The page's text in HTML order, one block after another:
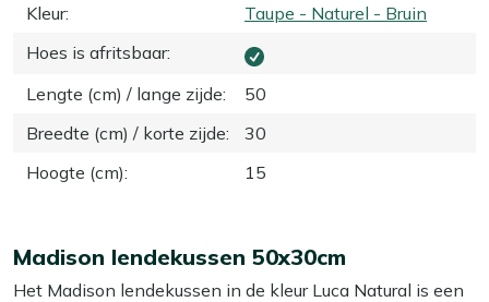
Kleur:
Taupe - Naturel - Bruin
Hoes is afritsbaar:
Lengte (cm) / lange zijde:
50
Breedte (cm) / korte zijde:
30
Hoogte (cm): 15
Madison lendekussen 50x30cm
Het Madison lendekussen in de kleur Luca Natural is een